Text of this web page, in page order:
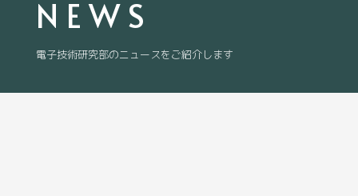
NEWS
電子技術研究部のニュースをご紹介します